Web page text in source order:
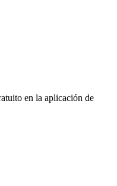
en la aplicación de